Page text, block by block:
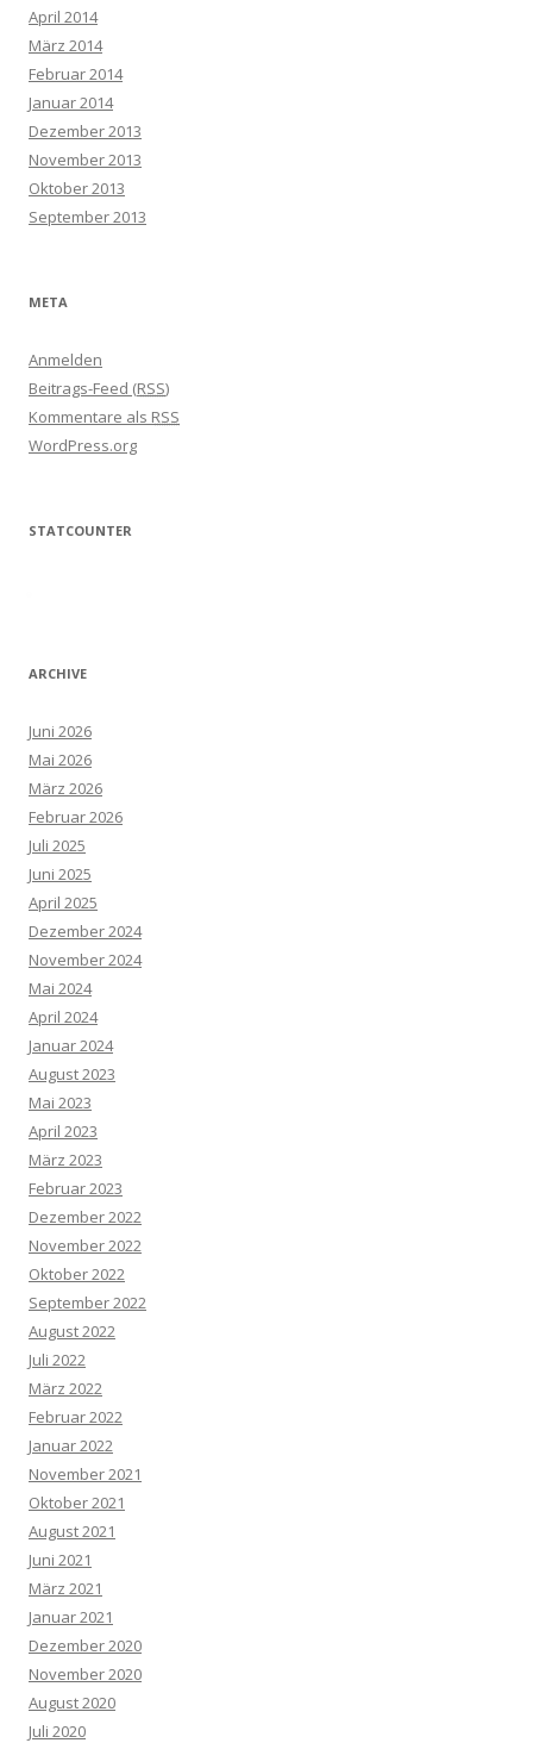
April 2014
März 2014
Februar 2014
Januar 2014
Dezember 2013
November 2013
Oktober 2013
September 2013
META
Anmelden
Beitrags-Feed (RSS)
Kommentare als RSS
WordPress.org
STATCOUNTER
ARCHIVE
Juni 2026
Mai 2026
März 2026
Februar 2026
Juli 2025
Juni 2025
April 2025
Dezember 2024
November 2024
Mai 2024
April 2024
Januar 2024
August 2023
Mai 2023
April 2023
März 2023
Februar 2023
Dezember 2022
November 2022
Oktober 2022
September 2022
August 2022
Juli 2022
März 2022
Februar 2022
Januar 2022
November 2021
Oktober 2021
August 2021
Juni 2021
März 2021
Januar 2021
Dezember 2020
November 2020
August 2020
Juli 2020